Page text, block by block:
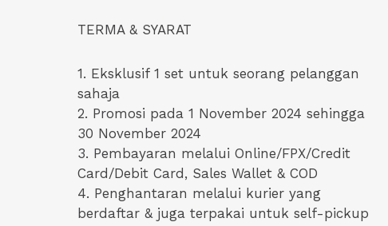
TERMA & SYARAT
1. Eksklusif 1 set untuk seorang pelanggan
sahaja
2. Promosi pada 1 November 2024 sehingga
30 November 2024
3. Pembayaran melalui Online/FPX/Credit
Card/Debit Card, Sales Wallet & COD
4. Penghantaran melalui kurier yang
berdaftar & juga terpakai untuk self-pickup